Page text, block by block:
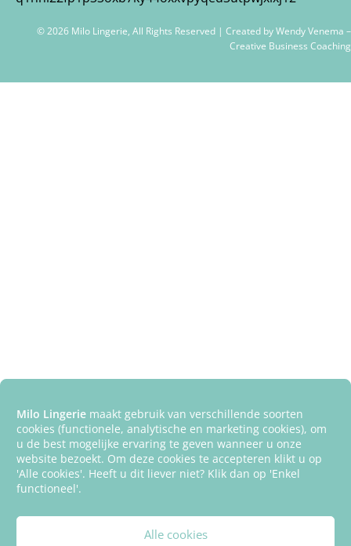
Milo Lingerie maakt gebruik van verschillende soorten
cookies (functionele, analytische en marketing cookies), om
u de best mogelijke ervaring te geven wanneer u onze
website bezoekt. Om deze cookies te accepteren klikt u op
'Alle cookies'. Heeft u dit liever niet? Klik dan op 'Enkel
functioneel'.
Alle cookies
© 2026 Milo Lingerie, All Rights Reserved | Created byWendy Venema –
Creative Business Coaching